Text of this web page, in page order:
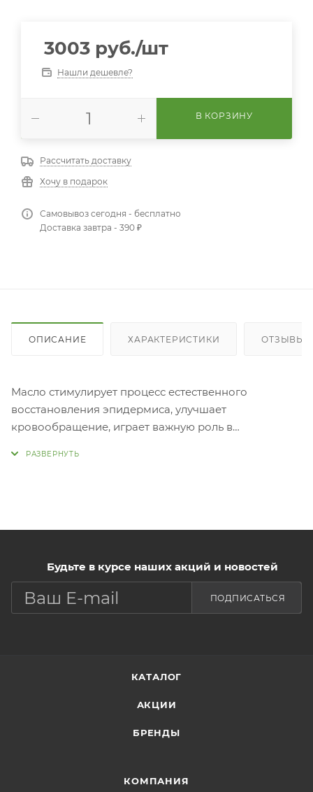
3003 руб./шт
Нашли дешевле?
В КОРЗИНУ
Рассчитать доставку
Хочу в подарок
Самовывоз сегодня - бесплатно
Доставка завтра - 390 ₽
ОПИСАНИЕ ХАРАКТЕРИСТИКИ ОТЗЫВЫ
Масло стимулирует процесс естественного
восстановления эпидермиса, улучшает
кровообращение, играет важную роль в
кожу от испарения влаги, защищает ее от
Применение:
2-3 капли средства мягко вмассируйте в кожу лица.
Будьте в курсе наших акций и новостей
ПОДПИСАТЬСЯ
КАТАЛОГ
АКЦИИ
БРЕНДЫ
КОМПАНИЯ